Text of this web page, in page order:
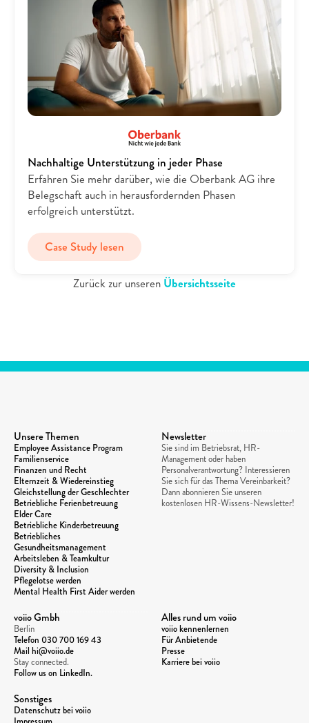
Nachhaltige Unterstützung in jeder Phase
Erfahren Sie mehr darüber, wie die Oberbank AG ihre
Belegschaft auch in herausfordernden Phasen
erfolgreich unterstützt.
Case Study lesen
Zurück zur unseren Übersichtsseite
Unsere Themen
Employee Assistance Program
Familienservice
Finanzen und Recht
Elternzeit & Wiedereinstieg
Gleichstellung der Geschlechter
Betriebliche Ferienbetreuung
Elder Care
Betriebliche Kinderbetreuung
Betriebliches
Gesundheitsmanagement
Arbeitsleben & Teamkultur
Diversity & Inclusion
Pflegelotse werden
Mental Health First Aider werden
Alles rund um voiio
voiio kennenlernen
Für Anbietende
Presse
Karriere bei voiio
voiio Gmbh
Berlin
Telefon 030 700 169 43
Mail hi@voiio.de
Stay connected.
Follow us on LinkedIn.
Sonstiges
Datenschutz bei voiio
Newsletter
Sie sind im Betriebsrat, HR-
Management oder haben
Personalverantwortung? Interessieren
Sie sich für das Thema Vereinbarkeit?
Dann abonnieren Sie unseren
kostenlosen HR-Wissens-Newsletter!